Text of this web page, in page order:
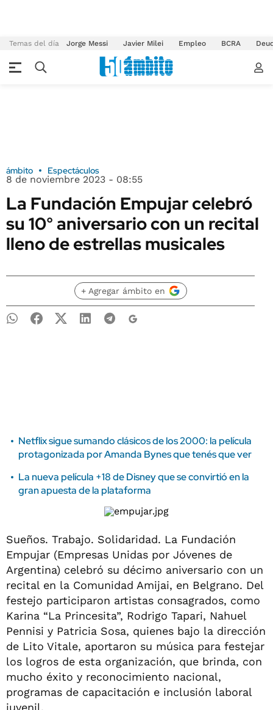
Temas del día Jorge Messi Javier Milei Empleo BCRA
ámbito Espectáculos
8 de noviembre 2023 - 08:55
La Fundación Empujar celebró
su 10° aniversario con un recital
lleno de estrellas musicales
+ Agregar ámbito en
Netflix sigue sumando clásicos de los 2000: la película
protagonizada por Amanda Bynes que tenés que ver
La nueva película +18 de Disney que se convirtió en la
gran apuesta de la plataforma
Sueños. Trabajo. Solidaridad. La Fundación
Empujar (Empresas Unidas por Jóvenes de
Argentina) celebró su décimo aniversario con un
recital en la Comunidad Amijai, en Belgrano. Del
festejo participaron artistas consagrados, como
Karina “La Princesita”, Rodrigo Tapari, Nahuel
Pennisi y Patricia Sosa, quienes bajo la dirección
de Lito Vitale, aportaron su música para festejar
los logros de esta organización, que brinda, con
mucho éxito y reconocimiento nacional,
programas de capacitación e inclusión laboral
juvenil.